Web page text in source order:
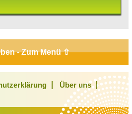
- Zum Menü ⇧
Über uns